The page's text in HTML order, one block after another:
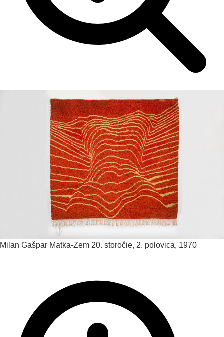
Milan Gašpar Matka-Zem 20. storočie, 2. polovica, 1970